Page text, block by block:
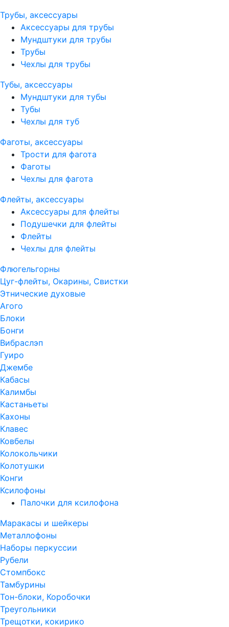
Трубы, аксессуары
Аксессуары для трубы
Мундштуки для трубы
Трубы
Чехлы для трубы
Тубы, аксессуары
Мундштуки для тубы
Тубы
Чехлы для туб
Фаготы, аксессуары
Трости для фагота
Фаготы
Чехлы для фагота
Флейты, аксессуары
Аксессуары для флейты
Подушечки для флейты
Флейты
Чехлы для флейты
Флюгельгорны
Цуг-флейты, Окарины, Свистки
Этнические духовые
Агого
Блоки
Бонги
Вибраслэп
Гуиро
Джембе
Кабасы
Калимбы
Кастаньеты
Кахоны
Клавес
Ковбелы
Колокольчики
Колотушки
Конги
Ксилофоны
Палочки для ксилофона
Маракасы и шейкеры
Металлофоны
Наборы перкуссии
Рубели
Стомпбокс
Тамбурины
Тон-блоки, Коробочки
Треугольники
Трещотки, кокирико